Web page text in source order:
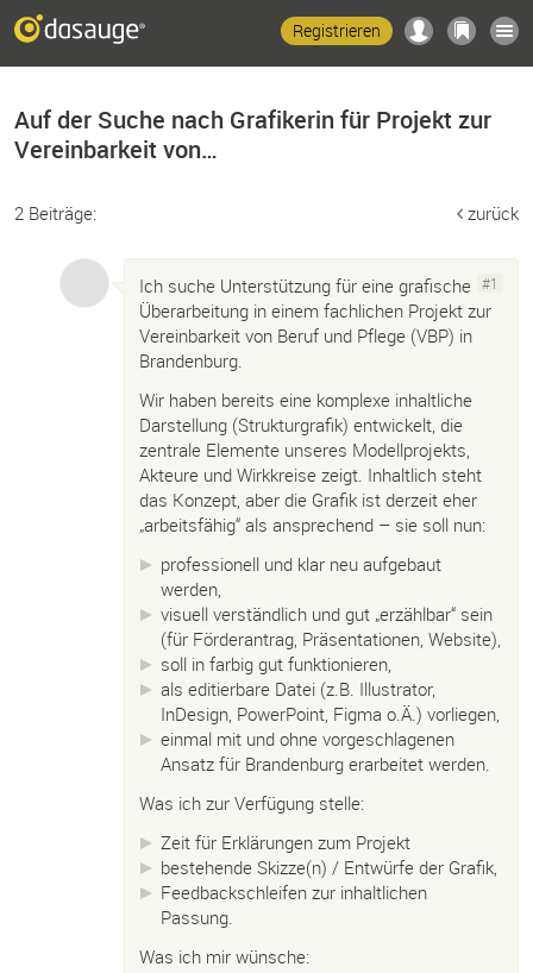
Registrieren
Auf der Suche nach Grafikerin für Projekt zur
Vereinbarkeit von…
2 Beiträge: zurück
#1
Ich suche Unterstützung für eine grafische
Überarbeitung in einem fachlichen Projekt zur
Vereinbarkeit von Beruf und Pflege (VBP) in
Brandenburg.
Wir haben bereits eine komplexe inhaltliche
Darstellung (Strukturgrafik) entwickelt, die
zentrale Elemente unseres Modellprojekts,
Akteure und Wirkkreise zeigt. Inhaltlich steht
das Konzept, aber die Grafik ist derzeit eher
„arbeitsfähig“ als ansprechend – sie soll nun:
professionell und klar neu aufgebaut
werden,
visuell verständlich und gut „erzählbar“ sein
(für Förderantrag, Präsentationen, Website),
soll in farbig gut funktionieren,
als editierbare Datei (z.B. Illustrator,
InDesign, PowerPoint, Figma o.Ä.) vorliegen,
einmal mit und ohne vorgeschlagenen
Ansatz für Brandenburg erarbeitet werden.
Was ich zur Verfügung stelle:
Zeit für Erklärungen zum Projekt
bestehende Skizze(n) / Entwürfe der Grafik,
Feedbackschleifen zur inhaltlichen
Passung.
Was ich mir wünsche: